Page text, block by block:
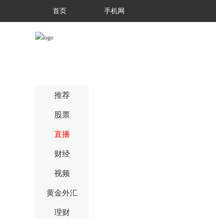
首页 手机网
推荐
股票
直播
财经
视频
黄金外汇
理财